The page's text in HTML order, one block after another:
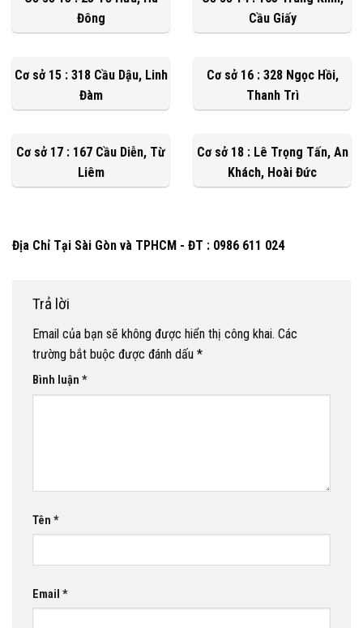
Đông
Cầu Giấy
Cơ sở 15 : 318 Cầu Dậu, Linh
Đàm
Cơ sở 16 : 328 Ngọc Hồi,
Thanh Trì
Cơ sở 17 : 167 Cầu Diễn, Từ
Liêm
Cơ sở 18 : Lê Trọng Tấn, An
Khách, Hoài Đức
Địa Chỉ Tại Sài Gòn và TPHCM - ĐT : 0986 611 024
Trả lời
Email của bạn sẽ không được hiển thị công khai. Các
trường bắt buộc được đánh dấu *
Bình luận *
Tên *
Email *